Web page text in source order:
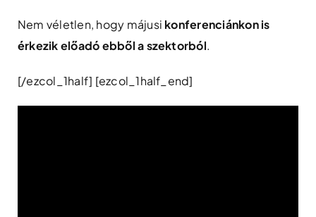
Nem véletlen, hogy májusi konferenciánkon is
érkezik előadó ebből a szektorból.
[/ezcol_1half] [ezcol_1half_end]